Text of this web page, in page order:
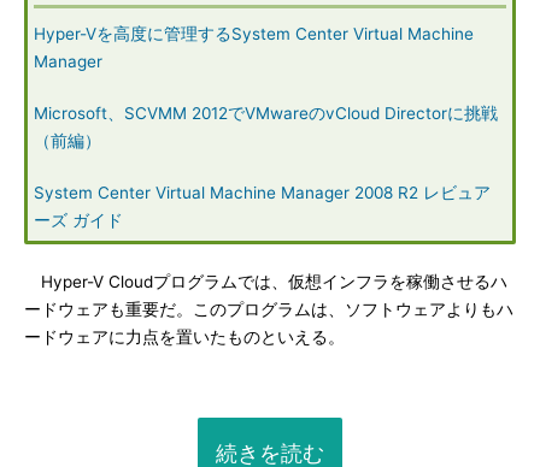
Hyper-Vを高度に管理するSystem Center Virtual Machine
Manager
Microsoft、SCVMM 2012でVMwareのvCloud Directorに挑戦
（前編）
System Center Virtual Machine Manager 2008 R2 レビュア
ーズ ガイド
Hyper-V Cloudプログラムでは、仮想インフラを稼働させるハ
ードウェアも重要だ。このプログラムは、ソフトウェアよりもハ
ードウェアに力点を置いたものといえる。
続きを読む